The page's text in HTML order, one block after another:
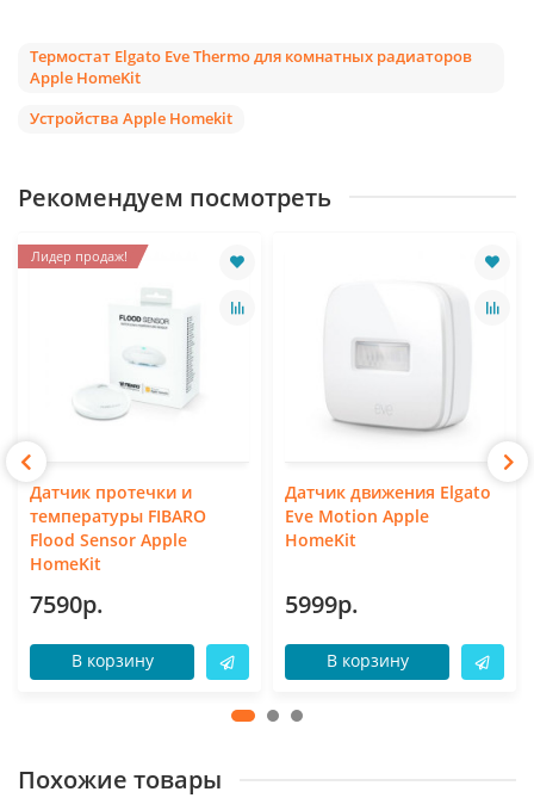
Термостат Elgato Eve Thermo для комнатных радиаторов
Apple HomeKit
Устройства Apple Homekit
Рекомендуем посмотреть
Лидер продаж!
Датчик протечки и
температуры FIBARO
Flood Sensor Apple
HomeKit
7590р.
В корзину
Датчик движения Elgato
Eve Motion Apple
HomeKit
5999р.
В корзину
Похожие товары